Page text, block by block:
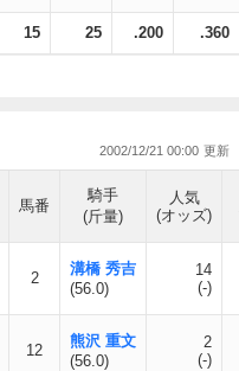
15 25 .200 .360
2002/12/21 00:00
馬番
騎手
(斤量)
人気
(オッズ)
2
溝橋 秀吉
(56.0)
14
(-)
12
熊沢 重文
(56.0)
2
(-)